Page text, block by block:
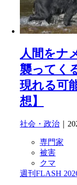
人間をナ
襲ってく
現れる可
想】
社会・政治 ｜
専門家
被害
クマ
週刊FLASH